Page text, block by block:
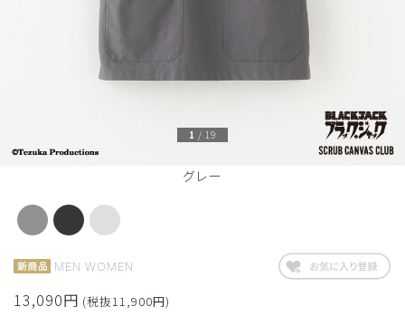
グレー
1 / 19
MEN WOMEN
13,090円 (税抜11,900円)